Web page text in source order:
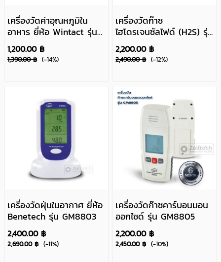
เครื่องวัดค่าอุณหภูมิใน
อาหาร ยี่ห้อ Wintact รุ่น
WT308B
1,200.00 ฿
1,390.00 ฿ (-14%)
เครื่องวัดก๊าซ
ไฮโดรเจนซัลไฟด์ (H2S) รุ่น
WT8822
2,200.00 ฿
2,490.00 ฿ (-12%)
เครื่องวัดฝุ่นในอากาศ ยี่ห้อ
Benetech รุ่น GM8803
2,400.00 ฿
2,690.00 ฿ (-11%)
เครื่องวัดก๊าซคาร์บอนมอน
ออกไซด์ รุ่น GM8805
2,200.00 ฿
2,450.00 ฿ (-10%)